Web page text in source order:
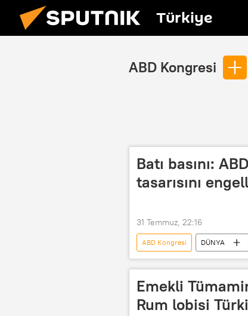
Türkiye
ABD Kongresi
Batı basını:
tasarısını
31 Temmuz, 22:16
ABD Kongresi DÜNYA
Rusya
Yaptırım
Emekli
Rum lobisi